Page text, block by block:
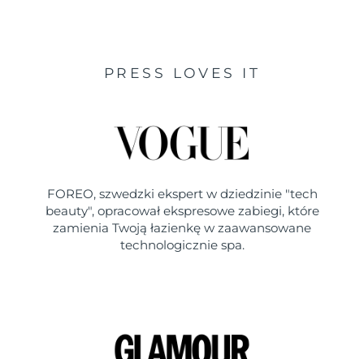
PRESS LOVES IT
FOREO, szwedzki ekspert w dziedzinie "tech
beauty", opracował ekspresowe zabiegi, które
zamienia Twoją łazienkę w zaawansowane
technologicznie spa.